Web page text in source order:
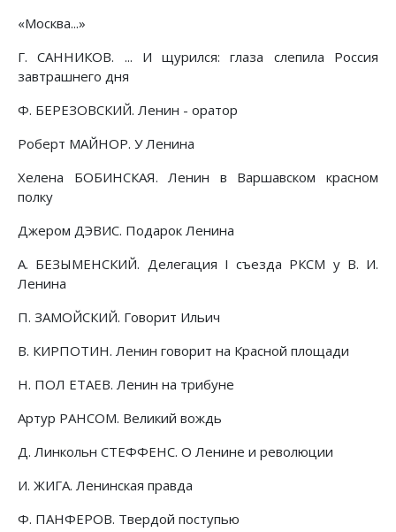
«Москва...»
Г. САННИКОВ. ... И щурился: глаза слепила Россия
завтрашнего дня
Ф. БЕРЕЗОВСКИЙ. Ленин - оратор
Роберт МАЙНОР. У Ленина
Хелена БОБИНСКАЯ. Ленин в Варшавском красном
полку
Джером ДЭВИС. Подарок Ленина
А. БЕЗЫМЕНСКИЙ. Делегация I съезда РКСМ у В. И.
Ленина
П. ЗАМОЙСКИЙ. Говорит Ильич
В. КИРПОТИН. Ленин говорит на Красной площади
Н. ПОЛ ЕТАЕВ. Ленин на трибуне
Артур РАНСОМ. Великий вождь
Д. Линкольн СТЕФФЕНС. О Ленине и революции
И. ЖИГА. Ленинская правда
Ф. ПАНФЕРОВ. Твердой поступью